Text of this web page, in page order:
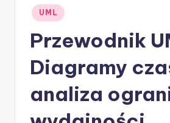
Posted
in
UML
Przewodnik
Diagramy
analiza